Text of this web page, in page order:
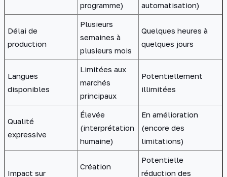
programme) automatisation)
Délai de
production
Plusieurs
semaines à
plusieurs mois
Quelques heures à
quelques jours
Langues
disponibles
Limitées aux
marchés
principaux
Potentiellement
illimitées
Qualité
expressive
Élevée
(interprétation
humaine)
En amélioration
(encore des
limitations)
Impact sur
Création
Potentielle
réduction des